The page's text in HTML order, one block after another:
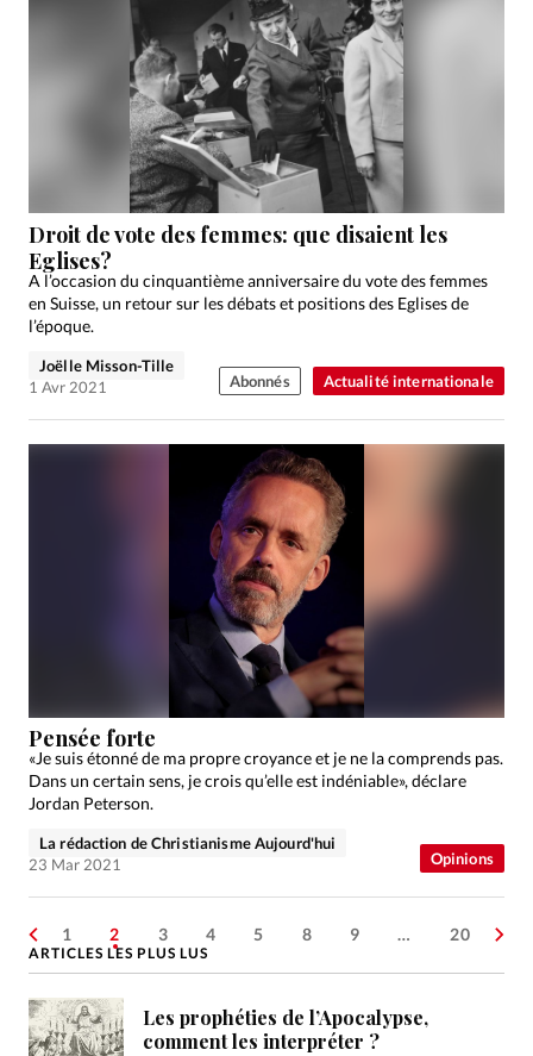
Actualité internationale
Droit de vote des femmes: que disaient les
Eglises?
A l’occasion du cinquantième anniversaire du vote des femmes
en Suisse, un retour sur les débats et positions des Eglises de
l’époque.
Joëlle Misson-Tille
1 Avr 2021
Abonnés
Opinions
Pensée forte
«Je suis étonné de ma propre croyance et je ne la comprends pas.
Dans un certain sens, je crois qu’elle est indéniable», déclare
Jordan Peterson.
La rédaction de Christianisme Aujourd'hui
23 Mar 2021
1 2 3 4 5 8 9 … 20
ARTICLES LES PLUS LUS
Les prophéties de l’Apocalypse,
comment les interpréter ?